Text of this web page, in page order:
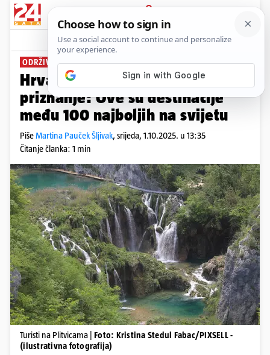
PRIJAVA
News Komentari
ODRŽIVE TURISTIČKE PRAKSE
Hrvatskoj je sad stiglo veliko
priznanje: Ove su destinacije
među 100 najboljih na svijetu
PišeMartina Pauček Šljivak, srijeda, 1.10.2025. u 13:35
Čitanje članka: 1 min
Turisti na Plitvicama | Foto: Kristina Stedul Fabac/PIXSELL -
(ilustrativna fotografija)